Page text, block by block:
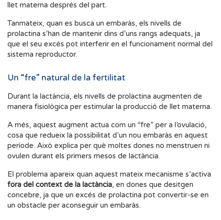
llet materna després del part.
Tanmateix, quan es busca un embaràs, els nivells de
prolactina s’han de mantenir dins d’uns rangs adequats, ja
que el seu excés pot interferir en el funcionament normal del
sistema reproductor.
Un “fre” natural de la fertilitat
Durant la lactància, els nivells de prolactina augmenten de
manera fisiològica per estimular la producció de llet materna.
A més, aquest augment actua com un “fre” per a l’ovulació,
cosa que redueix la possibilitat d’un nou embaràs en aquest
període. Això explica per què moltes dones no menstruen ni
ovulen durant els primers mesos de lactància.
El problema apareix quan aquest mateix mecanisme s’activa
fora del context de la lactància, en dones que desitgen
concebre, ja que un excés de prolactina pot convertir-se en
un obstacle per aconseguir un embaràs.